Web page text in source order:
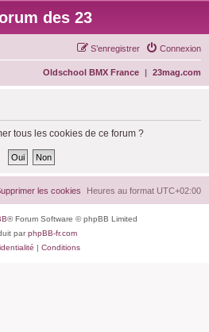
des 23
Connexion
S’enregistrer
23mag.com
|
Oldschool BMX France
tous les cookies de ce forum ?
Heures au format UTC+02:00
les cookies
® Forum Software © phpBB Limited
parphpBB-fr.com
| Conditions